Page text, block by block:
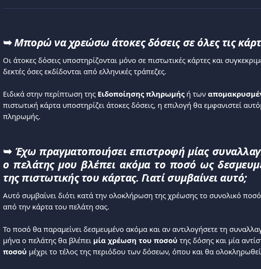
➥Μπορώ να χρεώσω άτοκες δόσεις σε όλες τις
Οι άτοκες δόσεις υποστηρίζονται μόνο σε πιστωτικές κάρτες και
δεκτές όσες εκδίδονται από ελληνικές τράπεζες.
​Ειδικά στην περίπτωση της Ειδοποίησης πληρωμής ή των
πιστωτική κάρτα υποστηρίζει άτοκες δόσεις, η επιλογή θα εμφανιστεί
πληρωμής.
➥ Έχω πραγματοποιήσει επιστροφή μίας
ο πελάτης μου βλέπει ακόμα το ποσό ως
της πιστωτικής του κάρτας. Γιατί συμβαίνει αυτό;
Αυτό συμβαίνει διότι κατά την ολοκλήρωση της χρέωσης το συνολικό
από την κάρτα του πελάτη σας.
Το ποσό θα παραμείνει δεσμευμένο ακόμα και αν αντιλογήσετε τη
μήνα ο πελάτης θα βλέπει μία χρέωση του ποσού της δόσης και μία
ποσού μέχρι το τέλος της περιόδου των δόσεων, όπου και θα